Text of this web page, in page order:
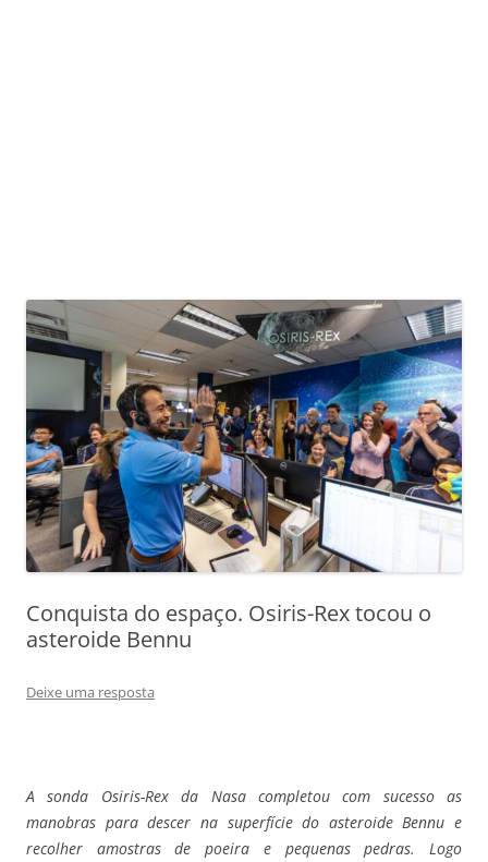
Conquista do espaço. Osiris-Rex tocou o
asteroide Bennu
Deixe uma resposta
A sonda Osiris-Rex da Nasa completou com sucesso as
manobras para descer na superfície do asteroide Bennu e
recolher amostras de poeira e pequenas pedras. Logo